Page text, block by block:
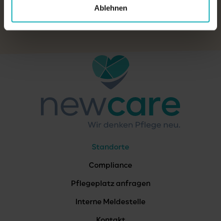
Ablehnen
PFLEGEPLATZ ANFRAGEN
Standorte
Compliance
Pflegeplatz anfragen
Interne Meldestelle